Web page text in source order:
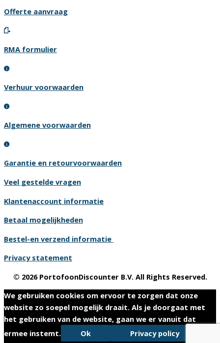
Offerte aanvraag
RMA formulier
Verhuur voorwaarden
Algemene voorwaarden
Garantie en retourvoorwaarden
Veel gestelde vragen
Klantenaccount informatie
Betaal mogelijkheden
Bestel-en verzend informatie
Privacy statement
© 2026 PortofoonDiscounter B.V. All Rights Reserved.
We gebruiken cookies om ervoor te zorgen dat onze
website zo soepel mogelijk draait. Als je doorgaat met
het gebruiken van de website, gaan we er vanuit dat
ermee instemt.
Ok Privacy policy